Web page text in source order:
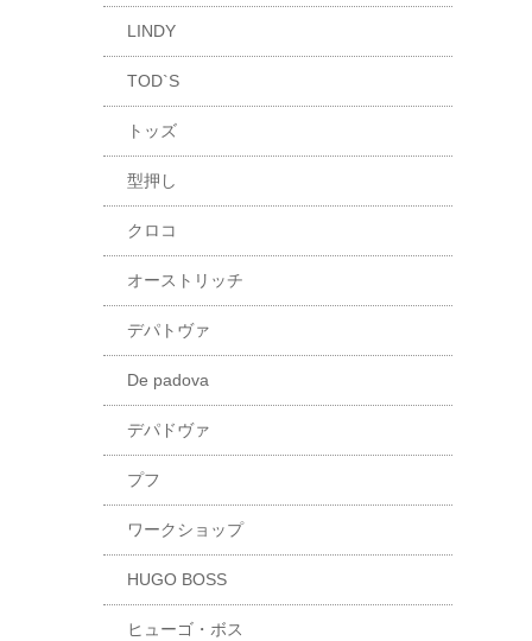
LINDY
TOD`S
トッズ
型押し
クロコ
オーストリッチ
デパトヴァ
De padova
デパドヴァ
プフ
ワークショップ
HUGO BOSS
ヒューゴ・ボス